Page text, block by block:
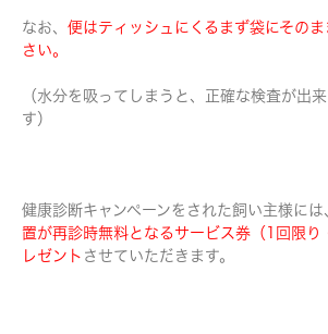
なお、 便はティッシュにくるまず袋にその
さい。
（水分を吸ってしまうと、正確な検査が出
す）
健康診断キャンペーンをされた飼い主様には
置が再診時無料となるサービス券（1回限り
レゼント させていただきます。